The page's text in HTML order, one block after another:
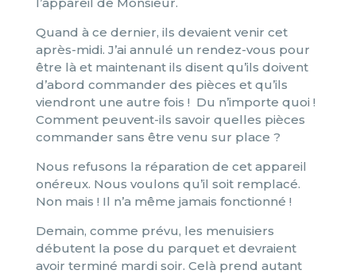
Quand à ce dernier, ils devaient venir cet
après-midi. J’ai annulé un rendez-vous pour
être là et maintenant ils disent qu’ils doivent
d’abord commander des pièces et qu’ils
viendront une autre fois ! Du n’importe quoi !
Comment peuvent-ils savoir quelles pièces
commander sans être venu sur place ?
Nous refusons la réparation de cet appareil
onéreux. Nous voulons qu’il soit remplacé.
Non mais ! Il n’a même jamais fonctionné !
Demain, comme prévu, les menuisiers
débutent la pose du parquet et devraient
avoir terminé mardi soir. Celà prend autant